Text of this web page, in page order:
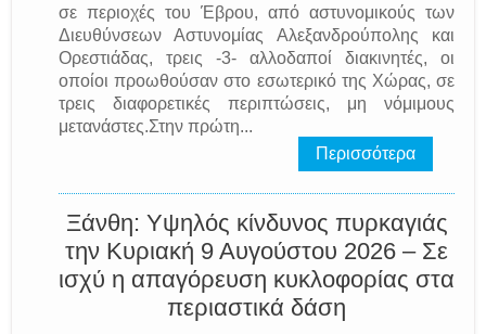
σε περιοχές του Έβρου, από αστυνομικούς των
Διευθύνσεων Αστυνομίας Αλεξανδρούπολης και
Ορεστιάδας, τρεις -3- αλλοδαποί διακινητές, οι
οποίοι προωθούσαν στο εσωτερικό της Χώρας, σε
τρεις διαφορετικές περιπτώσεις, μη νόμιμους
μετανάστες.Στην πρώτη...
Περισσότερα
Ξάνθη: Υψηλός κίνδυνος πυρκαγιάς
την Κυριακή 9 Αυγούστου 2026 – Σε
ισχύ η απαγόρευση κυκλοφορίας στα
περιαστικά δάση